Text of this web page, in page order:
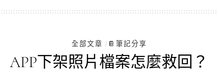
全部文章 📔筆記分享
APP下架照片檔案怎麼救回？